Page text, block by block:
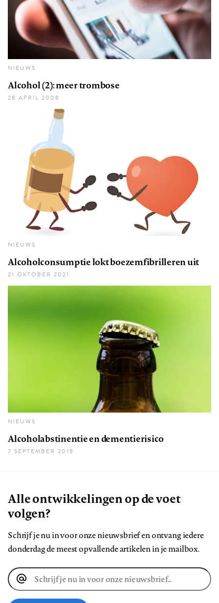
NIEUWS
Alcohol (2): meer trombose
28 APRIL 2008
NIEUWS
Alcoholconsumptie lokt boezemfibrilleren uit
21 OKTOBER 2021
NIEUWS
Alcoholabstinentie en dementierisico
7 SEPTEMBER 2018
Alle ontwikkelingen op de voet
volgen?
Schrijf je nu in voor onze nieuwsbrief en ontvang iedere
donderdag de meest opvallende artikelen in je mailbox.
E-
mailadres